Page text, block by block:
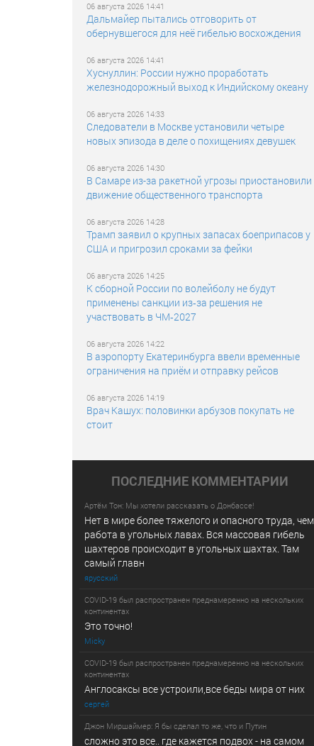
06 августа 2026 14:41
Дальмайер пытались отговорить от
обернувшегося для неё гибелью восхождения
06 августа 2026 14:41
Хуснуллин: России нужно проработать
железнодорожный выход к Индийскому океану
06 августа 2026 14:33
Следователи в Москве установили четыре
новых эпизода в деле о похищениях девушек
06 августа 2026 14:30
В Самаре из-за ракетной угрозы приостановили
движение общественного транспорта
06 августа 2026 14:28
Трамп заявил о крупных запасах боеприпасов у
США и пригрозил сроками за фейки
06 августа 2026 14:25
К сборной России по волейболу не будут
применены санкции из‑за решения не
участвовать в ЧМ‑2027
06 августа 2026 14:22
В аэропорту Екатеринбурга ввели временные
ограничения на приём и отправку рейсов
06 августа 2026 14:19
Врач Кашух: половинки арбузов покупать не
стоит
ПОСЛЕДНИE КОММЕНТАРИИ
Артём Тон: Мы хотели рассказать о Донбассе!
Нет в мире более тяжелого и опасного труда, чем
работа в угольных лавах. Вся массовая гибель
шахтеров происходит в угольных шахтах. Там
самый главн
ярусский
COVID-19 был распространен преднамеренно на нескольких
континентах
Это точно!
Micky
COVID-19 был распространен преднамеренно на нескольких
континентах
Англосаксы все устроили,все беды мира от них
сергей
Джон Миршаймер: Я бы сделал то же, что и Путин
сложно это все.. где кажется подвох - на самом